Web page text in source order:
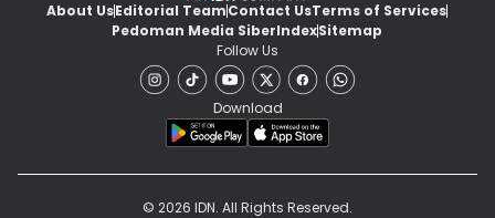
About UsEditorial TeamContact UsTerms of Services
Pedoman Media SiberIndexSitemap
Follow Us
Download
© 2026 IDN. All Rights Reserved.